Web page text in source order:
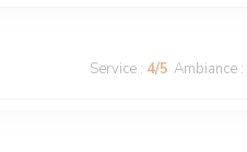
Service : 4/5 Ambiance :